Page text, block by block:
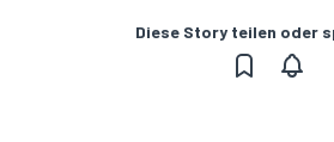
Diese Story teilen oder